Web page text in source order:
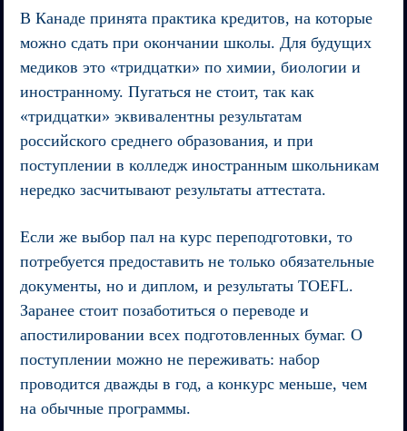
В Канаде принята практика кредитов, на которые
можно сдать при окончании школы. Для будущих
медиков это «тридцатки» по химии, биологии и
иностранному. Пугаться не стоит, так как
«тридцатки» эквивалентны результатам
российского среднего образования, и при
поступлении в колледж иностранным школьникам
нередко засчитывают результаты аттестата.
Если же выбор пал на курс переподготовки, то
потребуется предоставить не только обязательные
документы, но и диплом, и результаты TOEFL.
Заранее стоит позаботиться о переводе и
апостилировании всех подготовленных бумаг. О
поступлении можно не переживать: набор
проводится дважды в год, а конкурс меньше, чем
на обычные программы.